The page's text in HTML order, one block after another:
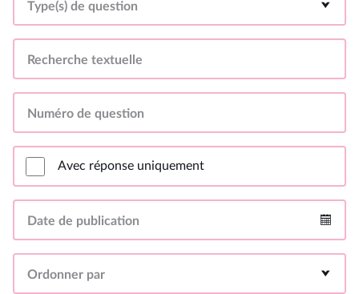
Type(s) de question
Recherche textuelle
Numéro de question
Avec réponse uniquement
Date de publication
Ordonner par